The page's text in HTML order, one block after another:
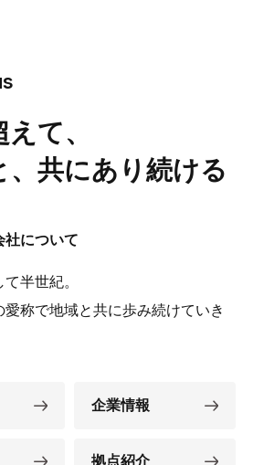
て、
、共にあり続ける
社について
半世紀。
愛称で地域と共に歩み続けていき
企業情報
拠点紹介